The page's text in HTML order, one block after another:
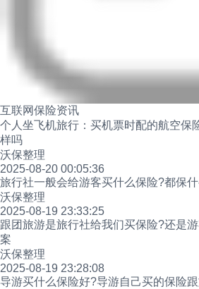
互联网保险资讯
个人坐飞机旅行：买机票时配的航空保
样吗
沃保整理
2025-08-20 00:05:36
旅行社一般会给游客买什么保险?都保
沃保整理
2025-08-19 23:33:25
跟团旅游是旅行社给我们买保险?还是
案
沃保整理
2025-08-19 23:28:08
导游买什么保险好?导游自己买的保险